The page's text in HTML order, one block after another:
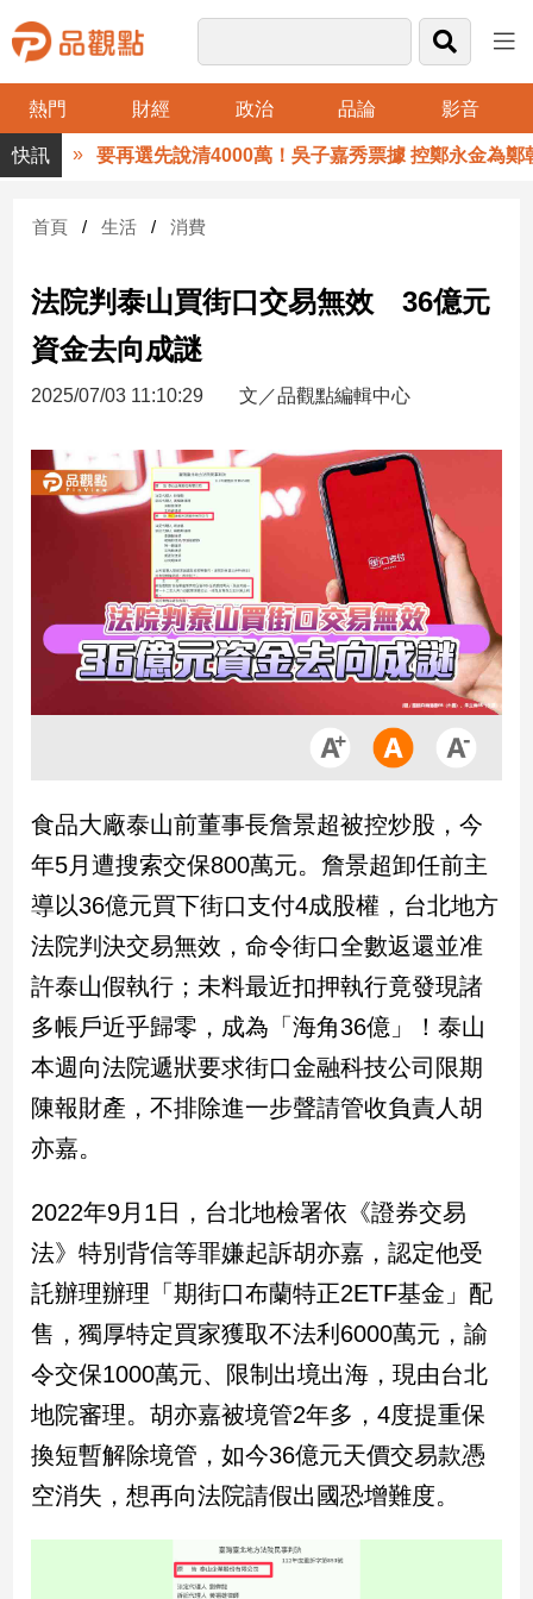
熱門 財經 政治 品論 影音
品
觀
財
台
財
新
產
經/
產
品
政
治
政
治
焦
品
觀
點
民
調
國
會
點
觀
點
兩
岸/
際
社
要再選先說清4000萬！吳子嘉秀票據 控鄭永金為鄭朝
首頁 生活 消費
法院判泰山買街口交易無效 36億元
資金去向成謎
2025/07/03 11:10:29 文／品觀點編輯中心
食品大廠泰山前董事長詹景超被控炒股，今
年5月遭搜索交保800萬元。詹景超卸任前主
導以36億元買下街口支付4成股權，台北地方
法院判決交易無效，命令街口全數返還並准
許泰山假執行；未料最近扣押執行竟發現諸
多帳戶近乎歸零，成為「海角36億」！泰山
本週向法院遞狀要求街口金融科技公司限期
陳報財產，不排除進一步聲請管收負責人胡
亦嘉。
2022年9月1日，台北地檢署依《證券交易
法》特別背信等罪嫌起訴胡亦嘉，認定他受
託辦理辦理「期街口布蘭特正2ETF基金」配
售，獨厚特定買家獲取不法利6000萬元，諭
令交保1000萬元、限制出境出海，現由台北
地院審理。胡亦嘉被境管2年多，4度提重保
換短暫解除境管，如今36億元天價交易款憑
空消失，想再向法院請假出國恐增難度。